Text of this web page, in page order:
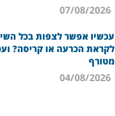
עכשיו אפשר לצפות בכל
לקראת הכרעה או קריסה?
מטורף